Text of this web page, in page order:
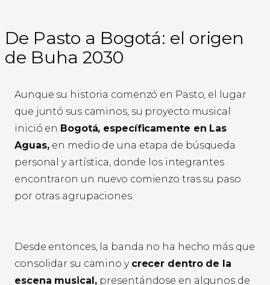
De Pasto a Bogotá: el origen
de Buha 2030
Aunque su historia comenzó en Pasto, el lugar
que juntó sus caminos, su proyecto musical
inició en Bogotá, específicamente en Las
Aguas, en medio de una etapa de búsqueda
personal y artística, donde los integrantes
encontraron un nuevo comienzo tras su paso
por otras agrupaciones.
Desde entonces, la banda no ha hecho más que
consolidar su camino y crecer dentro de la
escena musical, presentándose en algunos de